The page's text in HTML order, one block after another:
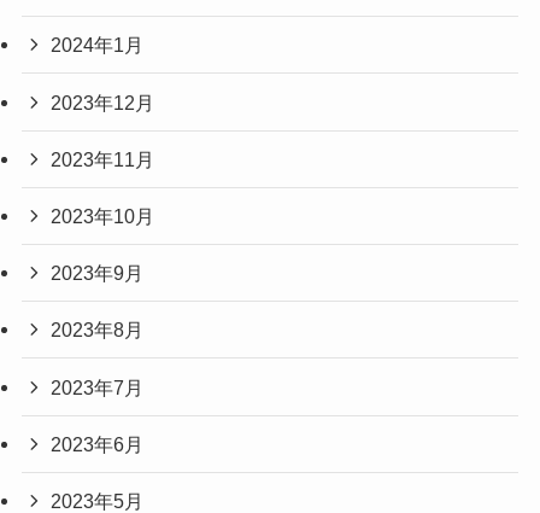
2024年1月
2023年12月
2023年11月
2023年10月
2023年9月
2023年8月
2023年7月
2023年6月
2023年5月